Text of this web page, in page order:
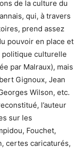
de la culture du
qui, à travers
prend assez
pouvoir en place et
politique culturelle
par Malraux), mais
Gignoux, Jean
Wilson, etc.
l’auteur
sur les
Fouchet,
certes caricaturés,